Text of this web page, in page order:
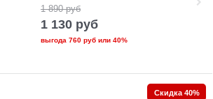
1 890 руб
1 130 руб
выгода 760 рубили 40%
Скидка 40%